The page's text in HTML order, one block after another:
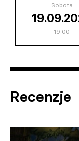
Sobota
19:00
Recenzje